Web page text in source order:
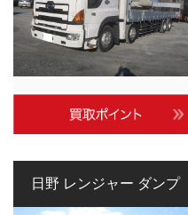
日野 レンジャー ダンプ